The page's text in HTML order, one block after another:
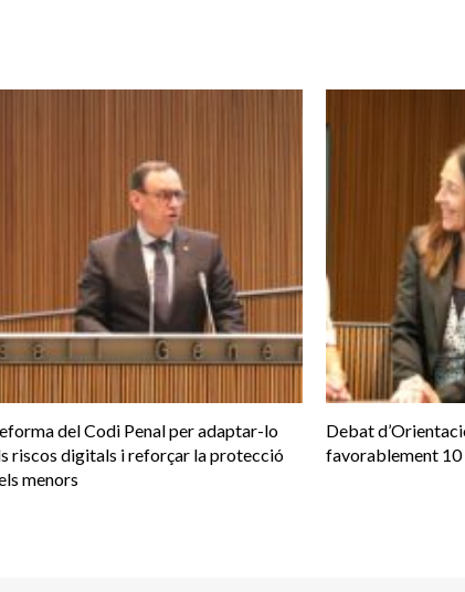
del Codi Penal per adaptar-lo
riscos digitals i reforçar la protecció
menors
Debat
favorablement